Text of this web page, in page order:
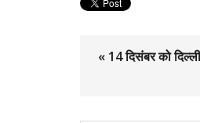
« 14 दिसंबर को दिल्ली